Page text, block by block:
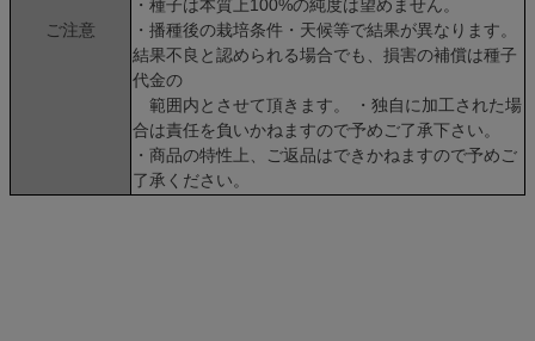
ご注意
・種子は本質上100%の純度は望めません。
・播種後の栽培条件・天候等で結果が異なります。
結果不良と認められる場合でも、損害の補償は種子
代金の
範囲内とさせて頂きます。 ・独自に加工された場
合は責任を負いかねますので予めご了承下さい。
・商品の特性上、ご返品はできかねますので予めご
了承ください。